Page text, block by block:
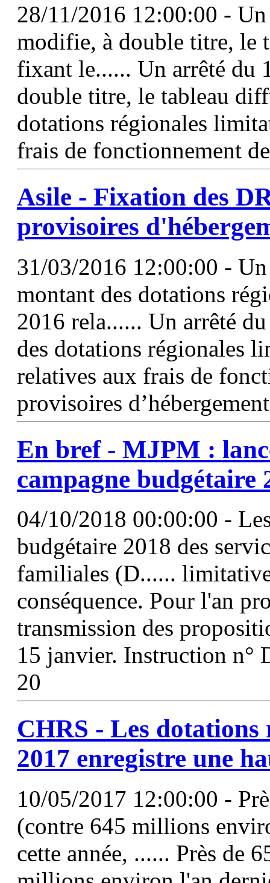
28/11/2016 12:00:00 -
modifie, à double titre, le
fixant le...... Un arrêté du
double titre, le tableau
dotations régionales
frais de fonctionnement
Asile - Fixation des
provisoires
31/03/2016 12:00:00 -
montant des dotations
2016 rela...... Un arrêté
des dotations régionales
relatives aux frais de
provisoires
En bref - MJPM :
campagne budgétaire
04/10/2018 00:00:00 -
budgétaire 2018 des
familiales (D......
conséquence. Pour l'an
transmission des
15 janvier. Instruction n°
20
CHRS - Les
2017 enregistre une
10/05/2017 12:00:00 -
(contre 645 millions
cette année, ...... Près de